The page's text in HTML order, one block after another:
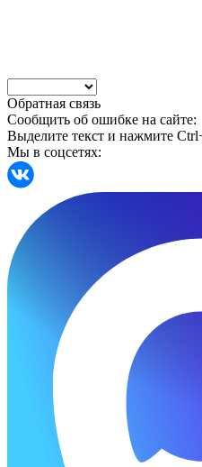
Обратная связь
Сообщить об ошибке на сайте:
Выделите текст и нажмите
Мы в соцсетях: